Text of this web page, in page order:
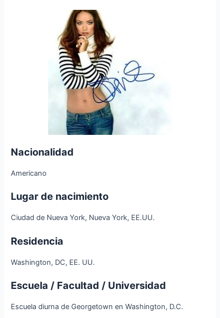
Nacionalidad
Americano
Lugar de nacimiento
Ciudad de Nueva York, Nueva York, EE.UU.
Residencia
Washington, DC, EE. UU.
Escuela / Facultad / Universidad
Escuela diurna de Georgetown en Washington, D.C.